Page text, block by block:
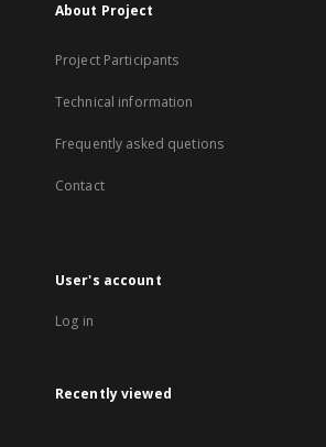
About Project
Project Participants
Technical information
Frequently asked quetions
Contact
User's account
Log in
Recently viewed